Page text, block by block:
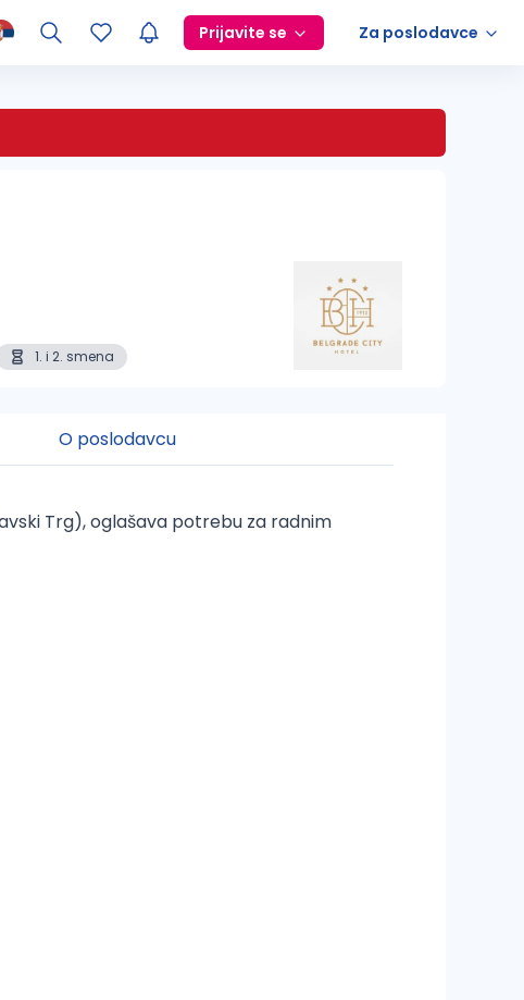
Prijavite se Za poslodavce
1. i 2. smena
O poslodavcu
Trg), oglašava potrebu za radnim